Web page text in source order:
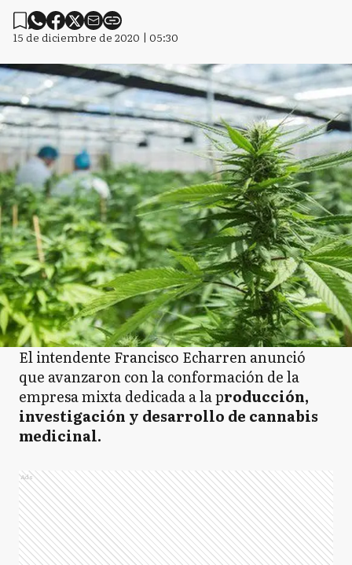
15 de diciembre de 2020 | 05:30
El intendente Francisco Echarren anunció
que avanzaron con la conformación de la
empresa mixta dedicada a la producción,
investigación y desarrollo de cannabis
medicinal.
Ads